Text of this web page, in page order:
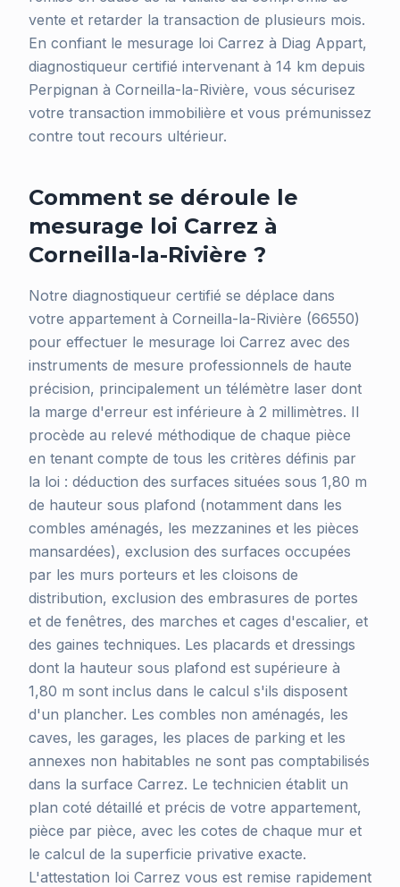
vente et retarder la transaction de plusieurs mois.
En confiant le mesurage loi Carrez à Diag Appart,
diagnostiqueur certifié intervenant à 14 km depuis
Perpignan à Corneilla-la-Rivière, vous sécurisez
votre transaction immobilière et vous prémunissez
contre tout recours ultérieur.
Comment se déroule le
mesurage loi Carrez à
Corneilla-la-Rivière ?
Notre diagnostiqueur certifié se déplace dans
votre appartement à Corneilla-la-Rivière (66550)
pour effectuer le mesurage loi Carrez avec des
instruments de mesure professionnels de haute
précision, principalement un télémètre laser dont
la marge d'erreur est inférieure à 2 millimètres. Il
procède au relevé méthodique de chaque pièce
en tenant compte de tous les critères définis par
la loi : déduction des surfaces situées sous 1,80 m
de hauteur sous plafond (notamment dans les
combles aménagés, les mezzanines et les pièces
mansardées), exclusion des surfaces occupées
par les murs porteurs et les cloisons de
distribution, exclusion des embrasures de portes
et de fenêtres, des marches et cages d'escalier, et
des gaines techniques. Les placards et dressings
dont la hauteur sous plafond est supérieure à
1,80 m sont inclus dans le calcul s'ils disposent
d'un plancher. Les combles non aménagés, les
caves, les garages, les places de parking et les
annexes non habitables ne sont pas comptabilisés
dans la surface Carrez. Le technicien établit un
plan coté détaillé et précis de votre appartement,
pièce par pièce, avec les cotes de chaque mur et
le calcul de la superficie privative exacte.
L'attestation loi Carrez vous est remise rapidement